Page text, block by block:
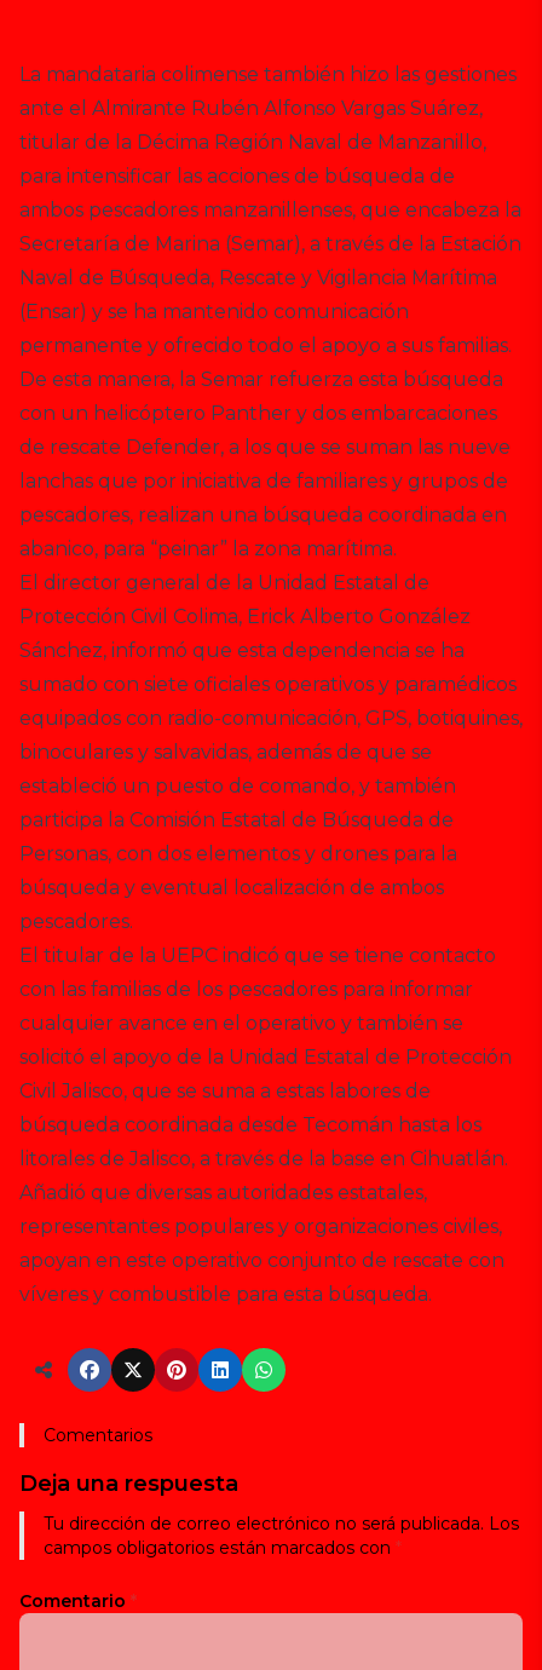
La mandataria colimense también hizo las gestiones
ante el Almirante Rubén Alfonso Vargas Suárez,
titular de la Décima Región Naval de Manzanillo,
para intensificar las acciones de búsqueda de
ambos pescadores manzanillenses, que encabeza la
Secretaría de Marina (Semar), a través de la Estación
Naval de Búsqueda, Rescate y Vigilancia Marítima
(Ensar) y se ha mantenido comunicación
permanente y ofrecido todo el apoyo a sus familias.
De esta manera, la Semar refuerza esta búsqueda
con un helicóptero Panther y dos embarcaciones
de rescate Defender, a los que se suman las nueve
lanchas que por iniciativa de familiares y grupos de
pescadores, realizan una búsqueda coordinada en
abanico, para “peinar” la zona marítima.
El director general de la Unidad Estatal de
Protección Civil Colima, Erick Alberto González
Sánchez, informó que esta dependencia se ha
sumado con siete oficiales operativos y paramédicos
equipados con radio-comunicación, GPS, botiquines,
binoculares y salvavidas, además de que se
estableció un puesto de comando, y también
participa la Comisión Estatal de Búsqueda de
Personas, con dos elementos y drones para la
búsqueda y eventual localización de ambos
pescadores.
El titular de la UEPC indicó que se tiene contacto
con las familias de los pescadores para informar
cualquier avance en el operativo y también se
solicitó el apoyo de la Unidad Estatal de Protección
Civil Jalisco, que se suma a estas labores de
búsqueda coordinada desde Tecomán hasta los
litorales de Jalisco, a través de la base en Cihuatlán.
Añadió que diversas autoridades estatales,
representantes populares y organizaciones civiles,
apoyan en este operativo conjunto de rescate con
víveres y combustible para esta búsqueda.
Comentarios
Deja una respuesta
Tu dirección de correo electrónico no será publicada. Los
campos obligatorios están marcados con *
Comentario *